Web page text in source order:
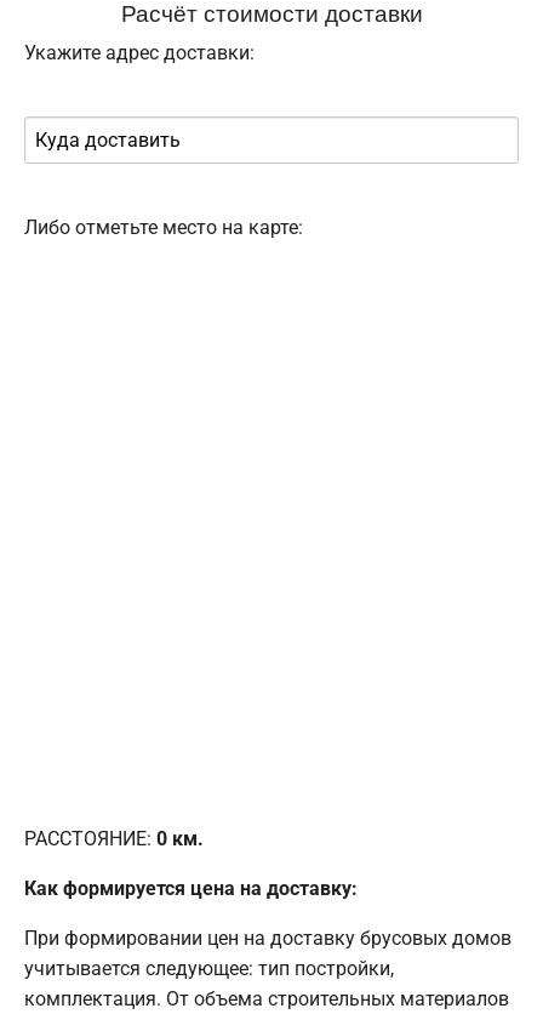
Расчёт стоимости доставки
Укажите адрес доставки:
Либо отметьте место на карте:
РАССТОЯНИЕ: 0 км.
Как формируется цена на доставку:
При формировании цен на доставку брусовых домов
учитывается следующее: тип постройки,
комплектация. От объема строительных материалов